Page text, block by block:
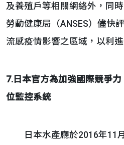
及養殖戶等相關網絡外，同
勞動健康局（ANSES）儘快
流感疫情影響之區域，以利
7.日本官方為加強國際競爭
位監控系統
日本水產廳於2016年11